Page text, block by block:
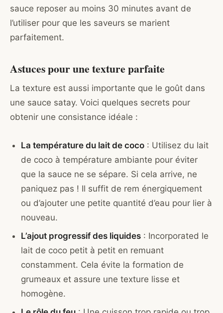
sauce reposer au moins 30 minutes avant de
l’utiliser pour que les saveurs se marient
parfaitement.
Astuces pour une texture parfaite
La texture est aussi importante que le goût dans
une sauce satay. Voici quelques secrets pour
obtenir une consistance idéale :
La température du lait de coco : Utilisez du lait
de coco à température ambiante pour éviter
que la sauce ne se sépare. Si cela arrive, ne
paniquez pas ! Il suffit de rem énergiquement
ou d’ajouter une petite quantité d’eau pour lier à
nouveau.
L’ajout progressif des liquides : Incorporated le
lait de coco petit à petit en remuant
constamment. Cela évite la formation de
grumeaux et assure une texture lisse et
homogène.